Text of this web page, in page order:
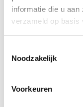
informatie die u
verzameld op basis
Noodzakelijk
Voorkeuren
© 2026